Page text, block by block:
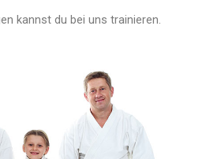
kannst du bei uns trainieren.